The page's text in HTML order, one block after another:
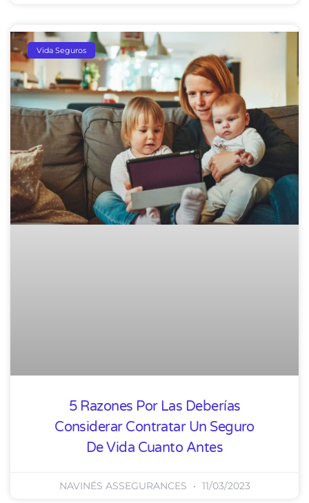
Vida Seguros
5 Razones Por Las Deberías
Considerar Contratar Un Seguro
De Vida Cuanto Antes
NAVINÉS ASSEGURANCES 11/03/2023